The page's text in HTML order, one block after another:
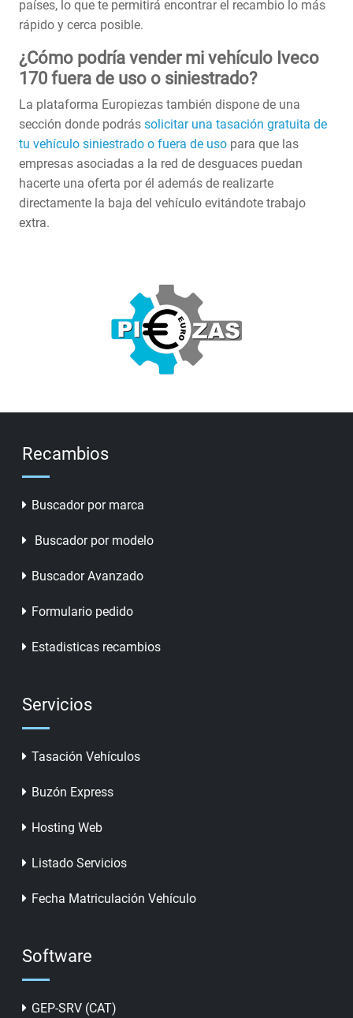
países, lo que te permitirá encontrar el recambio lo más
rápido y cerca posible.
¿Cómo podría vender mi vehículo Iveco
170 fuera de uso o siniestrado?
La plataforma Europiezas también dispone de una
sección donde podrás solicitar una tasación gratuita de
tu vehículo siniestrado o fuera de uso para que las
empresas asociadas a la red de desguaces puedan
hacerte una oferta por él además de realizarte
directamente la baja del vehículo evitándote trabajo
extra.
Recambios
Buscador por marca
Buscador por modelo
Buscador Avanzado
Formulario pedido
Estadisticas recambios
Servicios
Tasación Vehículos
Buzón Express
Hosting Web
Listado Servicios
Fecha Matriculación Vehículo
Software
GEP-SRV (CAT)